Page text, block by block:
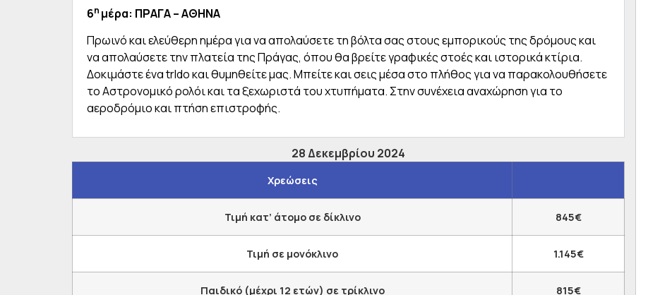
6η μέρα: ΠΡΑΓΑ – ΑΘΗΝΑ
Πρωινό και ελεύθερη ημέρα για να απολαύσετε τη βόλτα σας στους εμπορικούς της δρόμους και
να απολαύσετε την πλατεία της Πράγας, όπου θα βρείτε γραφικές στοές και ιστορικά κτίρια.
Δοκιμάστε ένα trldo και θυμηθείτε μας. Μπείτε και σεις μέσα στο πλήθος για να παρακολουθήσετε
το Αστρονομικό ρολόι και τα ξεχωριστά του χτυπήματα. Στην συνέχεια αναχώρηση για το
αεροδρόμιο και πτήση επιστροφής.
28 Δεκεμβρίου 2024
Χρεώσεις
Τιμή κατ’ άτομο σε δίκλινο 845€
Τιμή σε μονόκλινο 1.145€
Παιδικό (μέχρι 12 ετών) σε τρίκλινο 815€